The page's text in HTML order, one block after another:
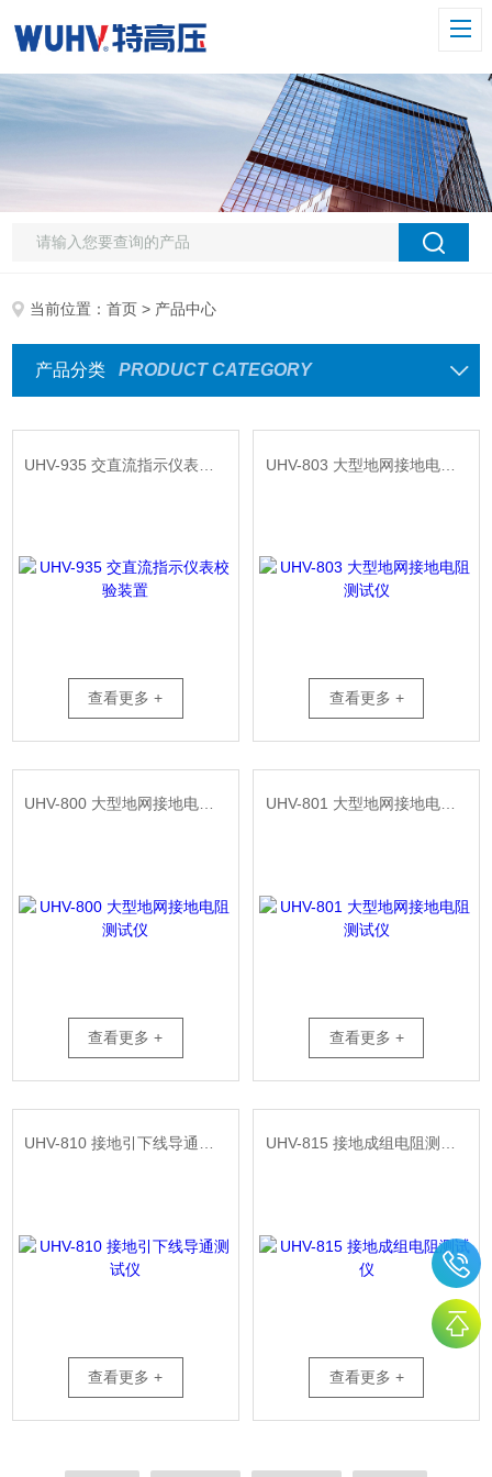
当前位置：首页 > 产品中心
产品分类 PRODUCT CATEGORY
查看更多 +
UHV-803 大型地网接地电阻测试仪
查看更多 +
UHV-800 大型地网接地电阻测试仪
查看更多 +
UHV-801 大型地网接地电阻测试仪
查看更多 +
UHV-810 接地引下线导通测试仪
查看更多 +
UHV-815 接地成组电阻测试仪
查看更多 +